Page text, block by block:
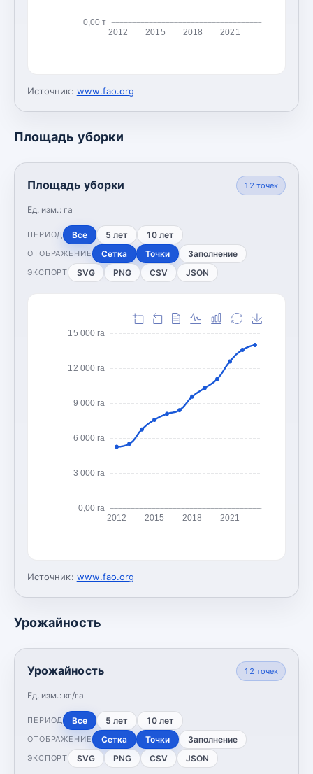
0,00 т
2012 2015 2018 2021
Источник: www.fao.org
Площадь уборки
Площадь уборки
Ед. изм.: га
12 точек
ПЕРИОД Все 5 лет 10 лет
ОТОБРАЖЕНИЕ Сетка Точки Заполнение
ЭКСПОРТ SVG PNG CSV JSON
0,00 га
3 000 га
6 000 га
9 000 га
12 000 га
15 000 га
2012 2015 2018 2021
Источник: www.fao.org
Урожайность
Урожайность
Ед. изм.: кг/га
12 точек
ПЕРИОД Все 5 лет 10 лет
ОТОБРАЖЕНИЕ Сетка Точки Заполнение
ЭКСПОРТ SVG PNG CSV JSON